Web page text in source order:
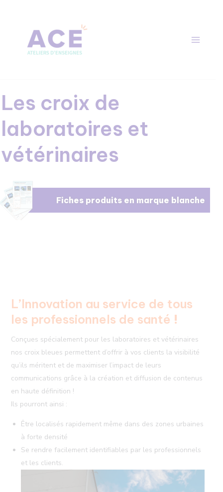
Les croix de
laboratoires et
vétérinaires
Fiches produits en marque blanche
L’Innovation au service de tous
les professionnels de santé !
Conçues spécialement pour les laboratoires et vétérinaires
nos croix bleues permettent d’offrir à vos clients la visibilité
qu’ils méritent et de maximiser l’impact de leurs
communications grâce à la création et diffusion de contenus
en haute définition !
Ils pourront ainsi :
Être localisés rapidement même dans des zones urbaines
à forte densité
Se rendre facilement identifiables par les professionnels
et les clients.